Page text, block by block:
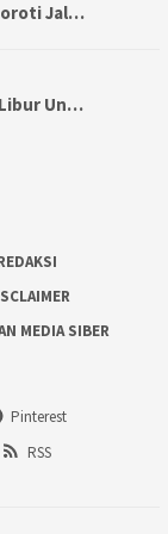
Jal…
Libur Un…
MEDIA SIBER
Pinterest
RSS